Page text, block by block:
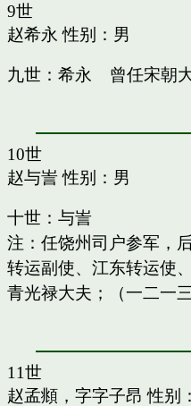
9世
赵希永 性别：男
九世：希永 曾任宋朝
10世
赵与訔性别：男
十世：与訔
注：任饶州司户参军，
转运副使、江东转运使
青光禄大夫；（一二一
11世
赵孟頫，字字子昂 性别